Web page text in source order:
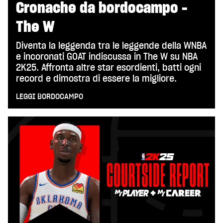
Cronache da bordocampo -
The W
Diventa la leggenda tra le leggende della WNBA
e incoronati GOAT indiscussa in The W su NBA
2K25. Affronta altre star esordienti, batti ogni
record e dimostra di essere la migliore.
LEGGI BORDOCAMPO